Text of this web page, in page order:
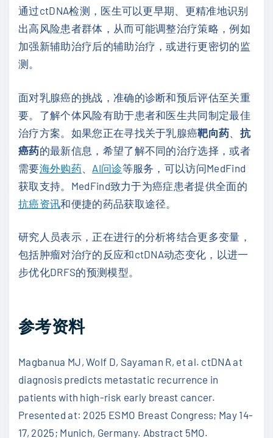
通过ctDNA检测，医生可以更早期、更精准地识别
出高风险患者群体，从而可能调整治疗策略，例如
加强新辅助治疗后的辅助治疗，或进行更密切的监
测。
面对乳腺癌的挑战，准确的诊断和预后评估至关重
要。了解个体风险有助于患者和医生共同制定最佳
治疗方案。如果您正在寻找关于乳腺癌靶向药
抗
癌药的最新信息，希望了解不同的治疗选择，或者
需要海外购药、 AI问诊等服务，可以访问MedFind
获取支持。MedFind致力于为癌症患者提供全面的
抗癌资讯和便捷的药品获取途径。
研究人员表示，正在进行的分析将结合更多变量，
包括肿瘤对治疗的反应和ctDNA动态变化，以进一
步优化DRFS的预测模型。
参考资料
Magbanua MJ, Wolf D, Sayaman R, et al. ctDNA at
diagnosis predicts metastatic recurrence in
patients with high-risk early breast cancer.
Presented at: 2025 ESMO Breast Congress; May 14-
17, 2025; Munich, Germany. Abstract 5MO.